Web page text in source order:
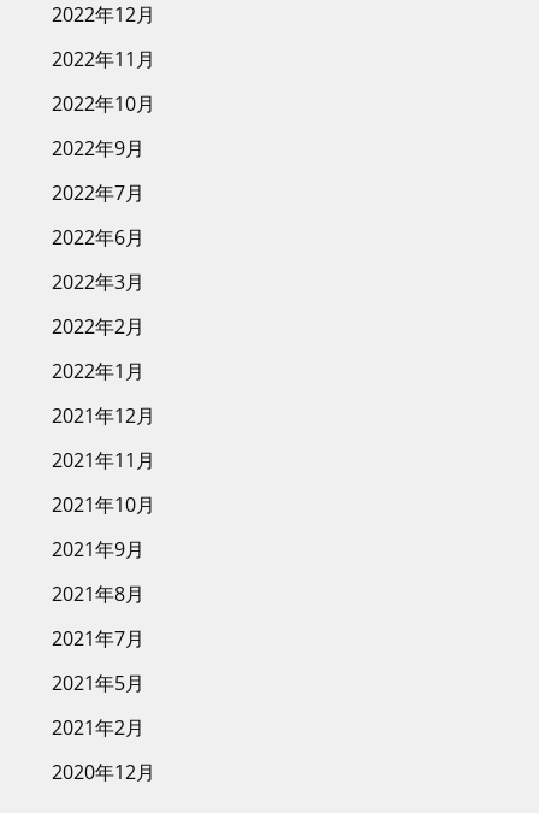
2022年12月
2022年11月
2022年10月
2022年9月
2022年7月
2022年6月
2022年3月
2022年2月
2022年1月
2021年12月
2021年11月
2021年10月
2021年9月
2021年8月
2021年7月
2021年5月
2021年2月
2020年12月